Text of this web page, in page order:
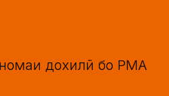
дохилӣ бо РМА